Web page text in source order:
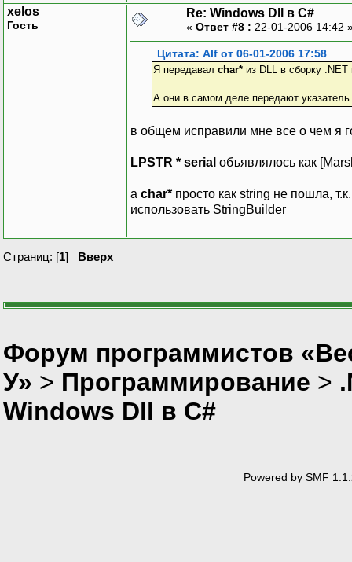
xelos
Гость
Re: Windows Dll в C#
« Ответ #8 : 22-01-2006 14:42
Цитата: Alf от 06-01-2006 17:58
Я передавал char*из DLL в сборку .NET
А они в самом деле передают указатель
в общем исправили мне все о чем я
LPSTR * serial объявлялось как
а char* просто как string не пошла,
использовать StringBuilder
Страниц: [1] Вверх
Форум программистов
У» > Программирование >
Windows Dll в C#
Powered by SMF